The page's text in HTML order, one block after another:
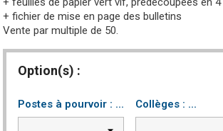
+ fichier de mise en page des bulletins
Vente par multiple de 50.
Option(s) :
Postes à pourvoir : ... Collèges : ...